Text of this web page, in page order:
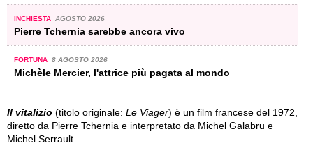
INCHIESTA AGOSTO 2026
Pierre Tchernia sarebbe ancora vivo
FORTUNA 8 AGOSTO 2026
Michèle Mercier, l'attrice più pagata al mondo
Il vitalizio (titolo originale: Le Viager) è un film francese del 1972,
diretto da Pierre Tchernia e interpretato da Michel Galabru e
Michel Serrault.